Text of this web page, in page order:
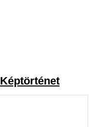
Képtörténet